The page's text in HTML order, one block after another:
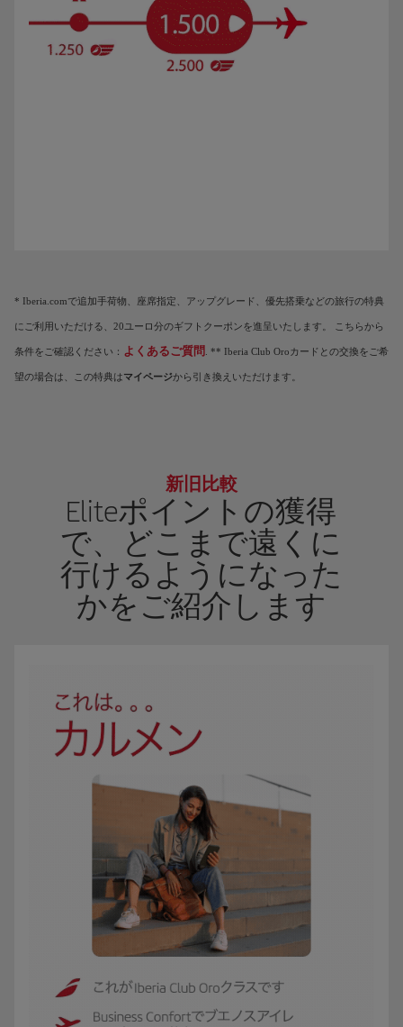
* Iberia.comで追加手荷物、座席指定、アップグレード、優先搭乗などの旅行の特典
にご利用いただける、20ユーロ分のギフトクーポンを進呈いたします。 こちらから
条件をご確認ください： よくあるご質問 . ** Iberia Club Oroカードとの交換をご希
望の場合は、この特典はマイページから引き換えいただけます。
新旧比較
Eliteポイントの獲得
で、どこまで遠くに
行けるようになった
かをご紹介します